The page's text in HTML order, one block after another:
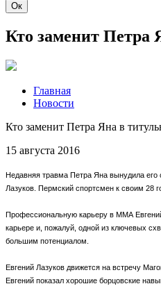
Ок
Кто заменит Петра
Главная
Новости
Кто заменит Петра Яна в
15 августа 2016
Недавняя травма Петра Яна вынудила его
Лазуков. Пермский спортсмен к своим 28
Профессиональную карьеру в ММА
карьере и, пожалуй, одной из ключевых
большим потенциалом.
Евгений Лазуков движется на встречу
Евгений показал хорошие борцовские